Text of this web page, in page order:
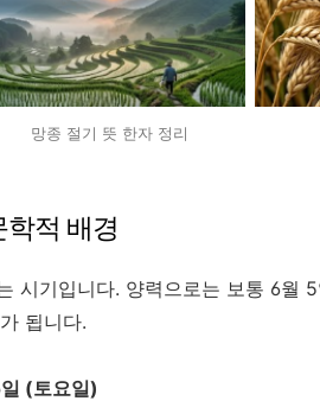
망종 절기 뜻 한자 정리
적 배경
시기입니다. 양력으로는 보통 6월
됩니다.
(토요일)